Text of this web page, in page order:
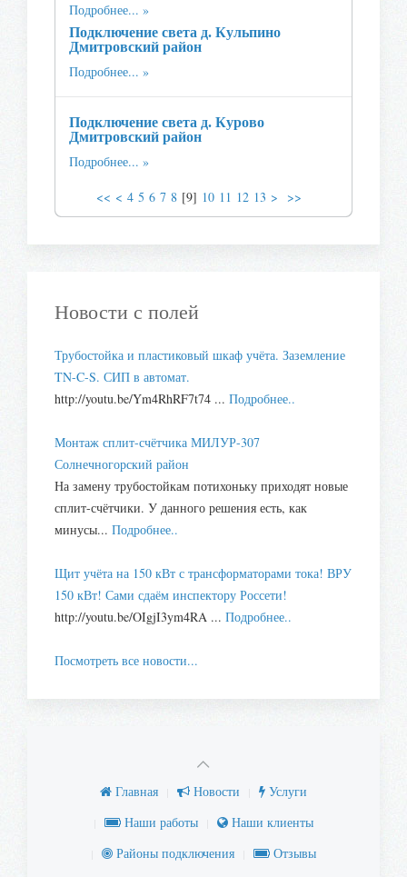
Подробнее...
Подключение света д. Кульпино
Дмитровский район
Подробнее...
Подключение света д. Курово
Дмитровский район
Подробнее...
<< < 4 5 6 7 8 [9] 10 11 12 13 > >>
Новости с полей
Трубостойка и пластиковый шкаф учёта. Заземление
TN-C-S. СИП в автомат.
http://youtu.be/Ym4RhRF7t74 ... Подробнее..
Монтаж сплит-счётчика МИЛУР-307
Солнечногорский район
На замену трубостойкам потихоньку приходят новые
сплит-счётчики. У данного решения есть, как
минусы... Подробнее..
Щит учёта на 150 кВт с трансформаторами тока! ВРУ
150 кВт! Сами сдаём инспектору Россети!
http://youtu.be/OIgjI3ym4RA ... Подробнее..
Посмотреть все новости...
Главная Новости
Услуги
Наши работы
Наши клиенты
Районы подключения
Отзывы